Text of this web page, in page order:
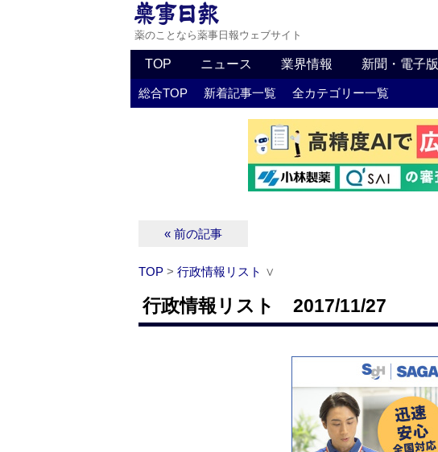
薬のことなら薬事日報ウェブサイト
TOP ニュース 業界情報 新聞・電子版
総合TOP 新着記事一覧 全カテゴリー一覧
« 前の記事
TOP > 行政情報リスト ∨
行政情報リスト 2017/11/27